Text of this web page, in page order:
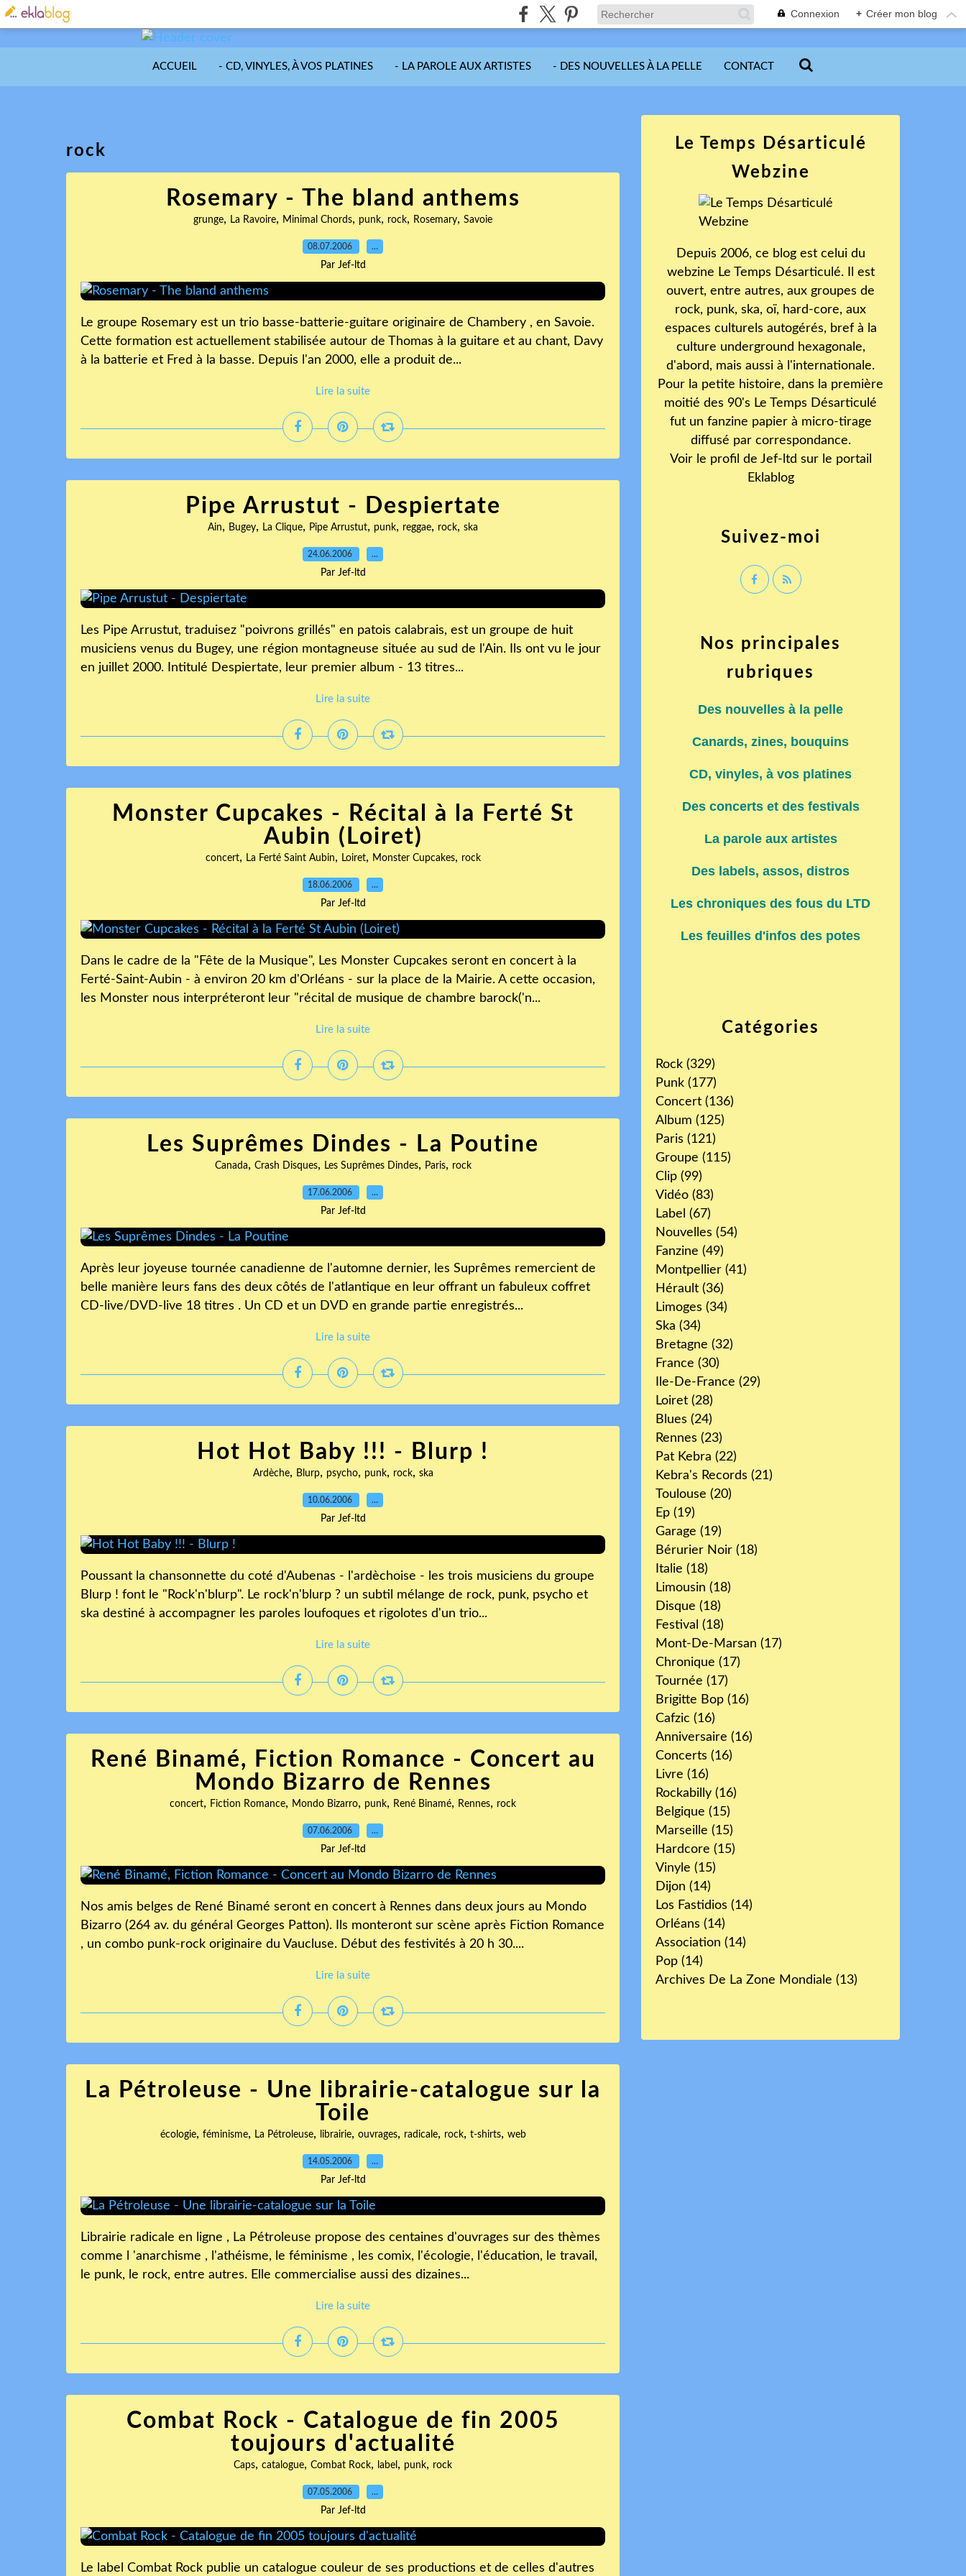
Connexion + Créer mon blog
ACCUEIL - CD, VINYLES, À VOS PLATINES - LA PAROLE AUX ARTISTES - DES NOUVELLES À LA PELLE CONTACT
rock
Rosemary - The bland anthems
grunge, La Ravoire, Minimal Chords, punk, rock, Rosemary, Savoie
08.07.2006 …
Par Jef-ltd
Le groupe Rosemary est un trio basse-batterie-guitare originaire de Chambery , en Savoie.
Cette formation est actuellement stabilisée autour de Thomas à la guitare et au chant, Davy
à la batterie et Fred à la basse. Depuis l'an 2000, elle a produit de...
Lire la suite
Pipe Arrustut - Despiertate
Ain, Bugey, La Clique, Pipe Arrustut, punk, reggae, rock, ska
24.06.2006 …
Par Jef-ltd
Les Pipe Arrustut, traduisez "poivrons grillés" en patois calabrais, est un groupe de huit
musiciens venus du Bugey, une région montagneuse située au sud de l'Ain. Ils ont vu le jour
en juillet 2000. Intitulé Despiertate, leur premier album - 13 titres...
Lire la suite
Monster Cupcakes - Récital à la Ferté St
Aubin (Loiret)
concert, La Ferté Saint Aubin, Loiret, Monster Cupcakes, rock
18.06.2006 …
Par Jef-ltd
Dans le cadre de la "Fête de la Musique", Les Monster Cupcakes seront en concert à la
Ferté-Saint-Aubin - à environ 20 km d'Orléans - sur la place de la Mairie. A cette occasion,
les Monster nous interpréteront leur "récital de musique de chambre barock('n...
Lire la suite
Les Suprêmes Dindes - La Poutine
Canada, Crash Disques, Les Suprêmes Dindes, Paris, rock
17.06.2006 …
Par Jef-ltd
Après leur joyeuse tournée canadienne de l'automne dernier, les Suprêmes remercient de
belle manière leurs fans des deux côtés de l'atlantique en leur offrant un fabuleux coffret
CD-live/DVD-live 18 titres . Un CD et un DVD en grande partie enregistrés...
Lire la suite
Hot Hot Baby !!! - Blurp !
Ardèche, Blurp, psycho, punk, rock, ska
10.06.2006 …
Par Jef-ltd
Poussant la chansonnette du coté d'Aubenas - l'ardèchoise - les trois musiciens du groupe
Blurp ! font le "Rock'n'blurp". Le rock'n'blurp ? un subtil mélange de rock, punk, psycho et
ska destiné à accompagner les paroles loufoques et rigolotes d'un trio...
Lire la suite
René Binamé, Fiction Romance - Concert au
Mondo Bizarro de Rennes
concert, Fiction Romance, Mondo Bizarro, punk, René Binamé, Rennes, rock
07.06.2006 …
Par Jef-ltd
Nos amis belges de René Binamé seront en concert à Rennes dans deux jours au Mondo
Bizarro (264 av. du général Georges Patton). Ils monteront sur scène après Fiction Romance
, un combo punk-rock originaire du Vaucluse. Début des festivités à 20 h 30....
Lire la suite
La Pétroleuse - Une librairie-catalogue sur la
Toile
écologie, féminisme, La Pétroleuse, librairie, ouvrages, radicale, rock, t-shirts, web
14.05.2006 …
Par Jef-ltd
Librairie radicale en ligne , La Pétroleuse propose des centaines d'ouvrages sur des thèmes
comme l 'anarchisme , l'athéisme, le féminisme , les comix, l'écologie, l'éducation, le travail,
le punk, le rock, entre autres. Elle commercialise aussi des dizaines...
Lire la suite
Combat Rock - Catalogue de fin 2005
toujours d'actualité
Caps, catalogue, Combat Rock, label , punk, rock
07.05.2006 …
Par Jef-ltd
Le label Combat Rock publie un catalogue couleur de ses productions et de celles d'autres
Catégories
Rock (329)
Punk (177)
Concert (136)
Album (125)
Paris (121)
Groupe (115)
Clip (99)
Vidéo (83)
Label (67)
Nouvelles (54)
Fanzine (49)
Montpellier (41)
Hérault (36)
Limoges (34)
Ska (34)
Bretagne (32)
France (30)
Ile-De-France (29)
Loiret (28)
Blues (24)
Rennes (23)
Pat Kebra (22)
Kebra's Records (21)
Toulouse (20)
Ep (19)
Garage (19)
Bérurier Noir (18)
Italie (18)
Limousin (18)
Disque (18)
Festival (18)
Mont-De-Marsan (17)
Chronique (17)
Tournée (17)
Brigitte Bop (16)
Cafzic (16)
Anniversaire (16)
Concerts (16)
Livre (16)
Rockabilly (16)
Belgique (15)
Marseille (15)
Hardcore (15)
Vinyle (15)
Dijon (14)
Los Fastidios (14)
Orléans (14)
Association (14)
Pop (14)
Archives De La Zone Mondiale (13)
Le Temps Désarticulé
Webzine
Depuis 2006, ce blog est celui du
webzine Le Temps Désarticulé. Il est
ouvert, entre autres, aux groupes de
rock, punk, ska, oï, hard-core, aux
espaces culturels autogérés, bref à la
culture underground hexagonale,
d'abord, mais aussi à l'internationale.
Pour la petite histoire, dans la première
moitié des 90's Le Temps Désarticulé
fut un fanzine papier à micro-tirage
diffusé par correspondance.
Voir le profil de Jef-ltd sur le portail
Eklablog
Suivez-moi
Nos principales
rubriques
Des nouvelles à la pelle
Canards, zines, bouquins
CD, vinyles, à vos platines
Des concerts et des festivals
La parole aux artistes
Des labels, assos, distros
Les chroniques des fous du LTD
Les feuilles d'infos des potes